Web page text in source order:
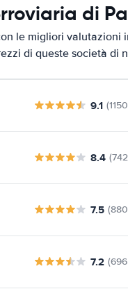
di
le migliori valutazioni
di queste società di
9.1
8.4
7.5
7.2